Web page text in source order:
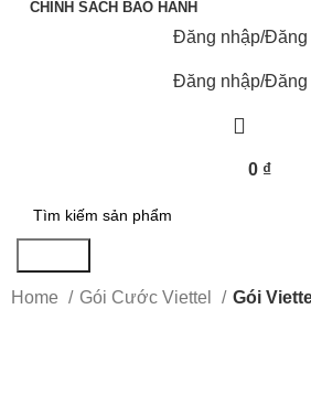
CHÍNH SÁCH BẢO HÀNH
Đăng nhập/Đăng
Đăng nhập/Đăng
0 ₫
Home Gói Cước Viettel Gói